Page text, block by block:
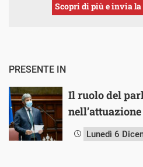
Scopri di più e invia
PRESENTE IN
Il ruolo del
Lunedì 6